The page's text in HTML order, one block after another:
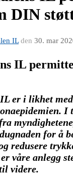
DIN
ILden 30. mar
IL
er i likhet
I
for å
redusere
våre anlegg
videre.